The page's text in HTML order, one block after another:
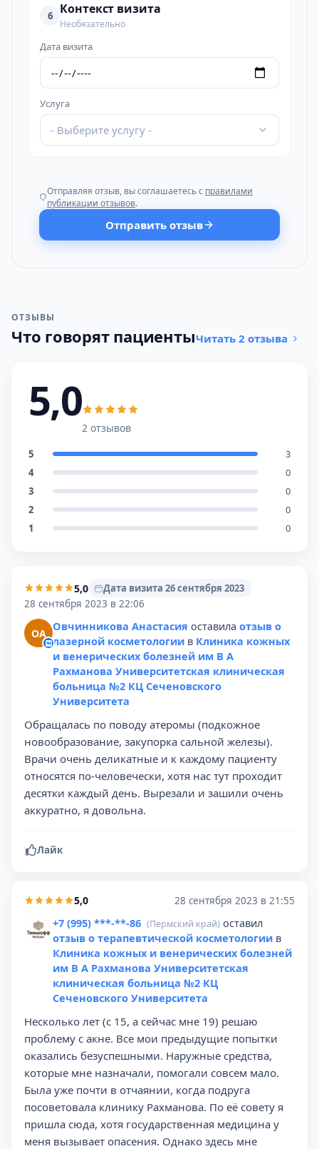
6 Контекст визита
Необязательно
Дата визита
Услуга
- Выберите услугу -
Отправляя отзыв, вы соглашаетесь с правилами
публикации отзывов.
Отправить отзыв
ОТЗЫВЫ
Что говорят пациентыЧитать 2 отзыва
5,0
2 отзывов
5
3
4
0
3
0
2
0
1
0
5,0
Дата визита 26 сентября 2023
28 сентября 2023 в 22:06
ОА Овчинникова Анастасия оставила отзыв о
лазерной косметологии в Клиника кожных
и венерических болезней им В А
Рахманова Университетская клиническая
больница №2 КЦ Сеченовского
Университета
Обращалась по поводу атеромы (подкожное
новообразование, закупорка сальной железы).
Врачи очень деликатные и к каждому пациенту
относятся по-человечески, хотя нас тут проходит
десятки каждый день. Вырезали и зашили очень
аккуратно, я довольна.
Лайк
5,0 28 сентября 2023 в 21:55
+7 (995) ***-**-86 (Пермский край) оставил
отзыв о терапевтической косметологии в
Клиника кожных и венерических болезней
им В А Рахманова Университетская
клиническая больница №2 КЦ
Сеченовского Университета
Несколько лет (с 15, а сейчас мне 19) решаю
проблему с акне. Все мои предыдущие попытки
оказались безуспешными. Наружные средства,
которые мне назначали, помогали совсем мало.
Была уже почти в отчаянии, когда подруга
посоветовала клинику Рахманова. По её совету я
пришла сюда, хотя государственная медицина у
меня вызывает опасения. Однако здесь мне